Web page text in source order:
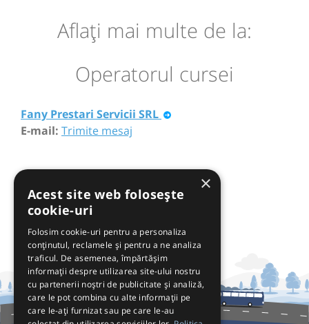
Aflaţi mai multe de la:
Operatorul cursei
Fany Prestari Servicii SRL
E-mail: Trimite mesaj
×
Acest site web folosește
cookie-uri
Folosim cookie-uri pentru a personaliza
conținutul, reclamele și pentru a ne analiza
traficul. De asemenea, împărtășim
informații despre utilizarea site-ului nostru
cu partenerii noștri de publicitate și analiză,
care le pot combina cu alte informații pe
care le-ați furnizat sau pe care le-au